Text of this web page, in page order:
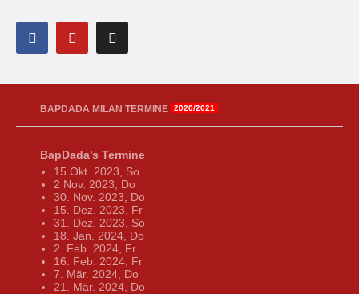
BAPDADA MILAN TERMINE 2020/2021
BapDada’s Termine
15 Okt. 2023, So
2 Nov. 2023, Do
30. Nov. 2023, Do
15. Dez. 2023, Fr
31. Dez. 2023, So
18. Jan. 2024, Do
2. Feb. 2024, Fr
16. Feb. 2024, Fr
7. Mär. 2024, Do
21. Mär. 2024, Do